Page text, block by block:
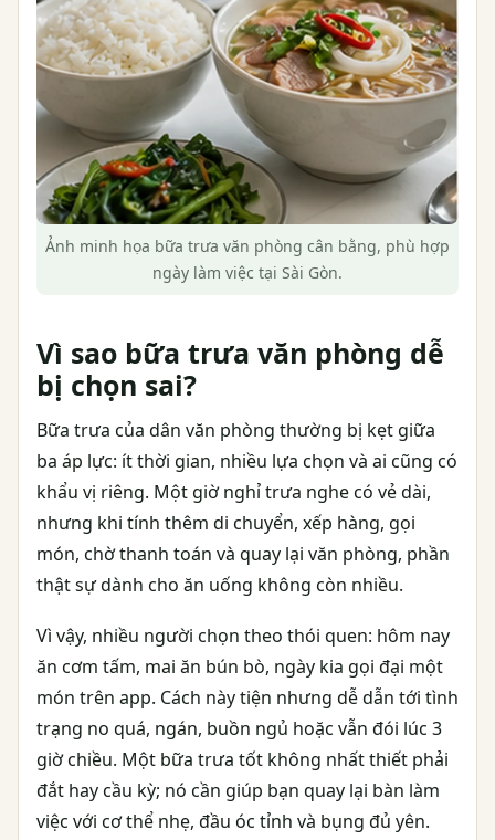
Ảnh minh họa bữa trưa văn phòng cân bằng, phù hợp
ngày làm việc tại Sài Gòn.
Vì sao bữa trưa văn phòng dễ
bị chọn sai?
Bữa trưa của dân văn phòng thường bị kẹt giữa
ba áp lực: ít thời gian, nhiều lựa chọn và ai cũng có
khẩu vị riêng. Một giờ nghỉ trưa nghe có vẻ dài,
nhưng khi tính thêm di chuyển, xếp hàng, gọi
món, chờ thanh toán và quay lại văn phòng, phần
thật sự dành cho ăn uống không còn nhiều.
Vì vậy, nhiều người chọn theo thói quen: hôm nay
ăn cơm tấm, mai ăn bún bò, ngày kia gọi đại một
món trên app. Cách này tiện nhưng dễ dẫn tới tình
trạng no quá, ngán, buồn ngủ hoặc vẫn đói lúc 3
giờ chiều. Một bữa trưa tốt không nhất thiết phải
đắt hay cầu kỳ; nó cần giúp bạn quay lại bàn làm
việc với cơ thể nhẹ, đầu óc tỉnh và bụng đủ yên.